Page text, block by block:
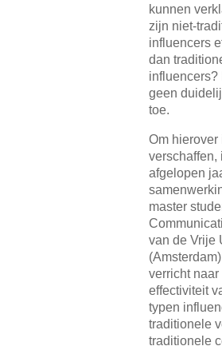
kunnen
zijn niet-
influencers
dan
influencers?
geen
toe.
Om hierover
verschaffen,
afgelopen
master
van de Vrije
verricht naar
effectiviteit
typen
traditionele
traditionele